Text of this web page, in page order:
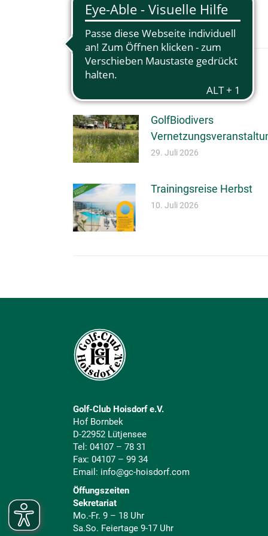
WEITERE BEITRÄGE
GolfBiodivers
29. Juli 2026
Trainingsreise Herbst
10. Juli 2026
Golf-Club Hoisdorf e.V.
Hof Bornbek
D-22952 Lütjensee
Tel: 04107 – 78 31
Fax: 04107 – 99 34
Email: info@gc-hoisdorf.com
Öffungszeiten
Sekretariat
Mo.-Fr. 9 – 18 Uhr
Sa.So. Feiertage 9-17 Uhr